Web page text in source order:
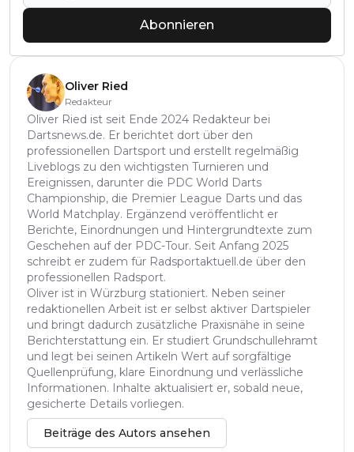
Abonnieren
Oliver Ried
Redakteur
Oliver Ried ist seit Ende 2024 Redakteur bei
Dartsnews.de. Er berichtet dort über den
professionellen Dartsport und erstellt regelmäßig
Liveblogs zu den wichtigsten Turnieren und
Ereignissen, darunter die PDC World Darts
Championship, die Premier League Darts und das
World Matchplay. Ergänzend veröffentlicht er
Berichte, Einordnungen und Hintergrundtexte zum
Geschehen auf der PDC-Tour. Seit Anfang 2025
schreibt er zudem für Radsportaktuell.de über den
professionellen Radsport.
Oliver ist in Würzburg stationiert. Neben seiner
redaktionellen Arbeit ist er selbst aktiver Dartspieler
und bringt dadurch zusätzliche Praxisnähe in seine
Berichterstattung ein. Er studiert Grundschullehramt
und legt bei seinen Artikeln Wert auf sorgfältige
Quellenprüfung, klare Einordnung und verlässliche
Informationen. Inhalte aktualisiert er, sobald neue,
gesicherte Details vorliegen.
Beiträge des Autors ansehen